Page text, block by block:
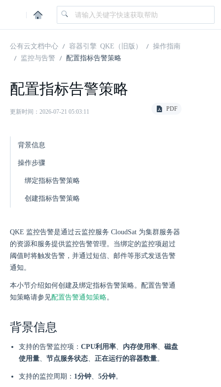
|
公有云文档中心 容器引擎 QKE（旧版）
操作指南
监控与告警
配置指标告警策略
配置指标告警策略
更新时间：2026-07-21 05:03:11 PDF
背景信息
操作步骤
绑定指标告警策略
创建指标告警策略
QKE 监控告警是通过云监控服务 CloudSat 为集群服务器
的资源和服务提供监控告警管理。当绑定的监控项超过
阈值时将触发告警，并通过短信、邮件等形式发送告警
通知。
本小节介绍如何创建及绑定指标告警策略。配置告警通
知策略请参见配置告警通知策略。
背景信息
支持的告警监控项： CPU利用率、 内存使用率、 磁盘
使用量、 节点服务状态、 正在运行的容器数量。
支持的监控周期： 1分钟、 5分钟。